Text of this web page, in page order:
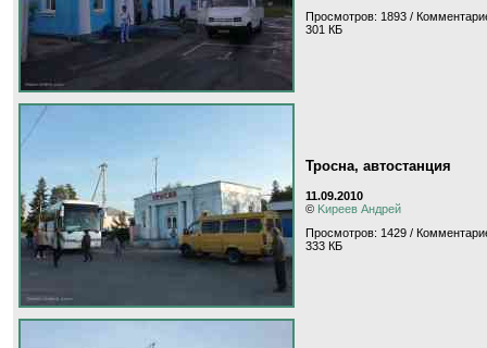
Просмотров: 1893 /
301 КБ
Тросна, автостанция
11.09.2010
© Kиpeeв Aндpeй
Просмотров: 1429 /
333 КБ